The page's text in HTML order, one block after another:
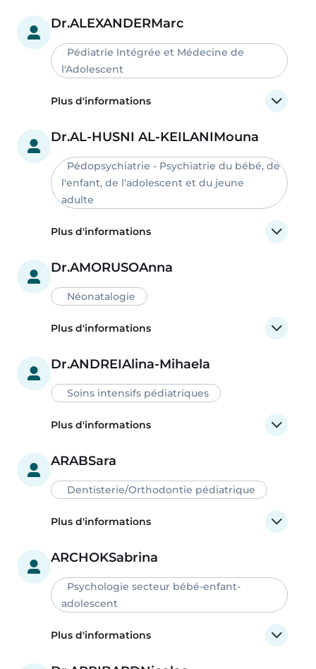
Dr.ALEXANDERMarc
Pédiatrie Intégrée et Médecine de
l'Adolescent
Plus d'informations
Dr.AL-HUSNI AL-KEILANIMouna
Pédopsychiatrie - Psychiatrie du bébé, de
l'enfant, de l'adolescent et du jeune
adulte
Plus d'informations
Dr.AMORUSOAnna
Néonatalogie
Plus d'informations
Dr.ANDREIAlina-Mihaela
Soins intensifs pédiatriques
Plus d'informations
ARABSara
Dentisterie/Orthodontie pédiatrique
Plus d'informations
ARCHOKSabrina
Psychologie secteur bébé-enfant-
adolescent
Plus d'informations